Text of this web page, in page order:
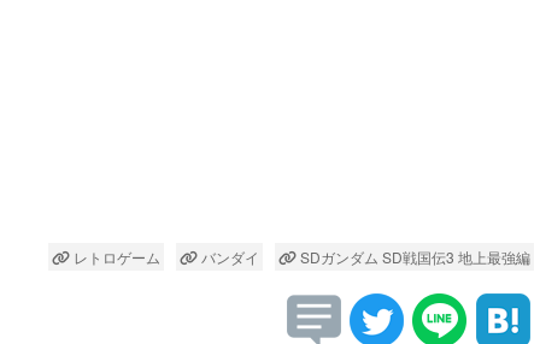
レトロゲーム バンダイ SDガンダム SD戦国伝3 地上最強編